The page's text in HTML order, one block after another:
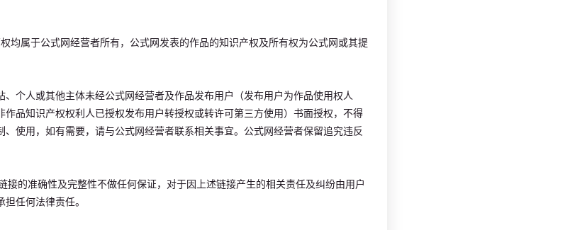
均属于公式网经营者所有，公式网发表的作品的知识产权及所有权为公式网或其提
个人或其他主体未经公式网经营者及作品发布用户（发布用户为作品使用权人
品知识产权权利人已授权发布用户转授权或转许可第三方使用）书面授权，不得
使用，如有需要，请与公式网经营者联系相关事宜。公式网经营者保留追究违反
接的准确性及完整性不做任何保证，对于因上述链接产生的相关责任及纠纷由用户
任何法律责任。